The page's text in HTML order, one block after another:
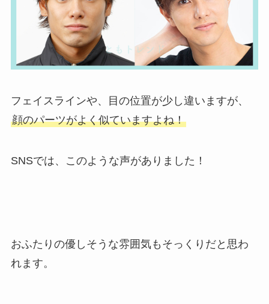
フェイスラインや、目の位置が少し違いますが、
顔のパーツがよく似ていますよね！
SNSでは、このような声がありました！
おふたりの優しそうな雰囲気もそっくりだと思わ
れます。